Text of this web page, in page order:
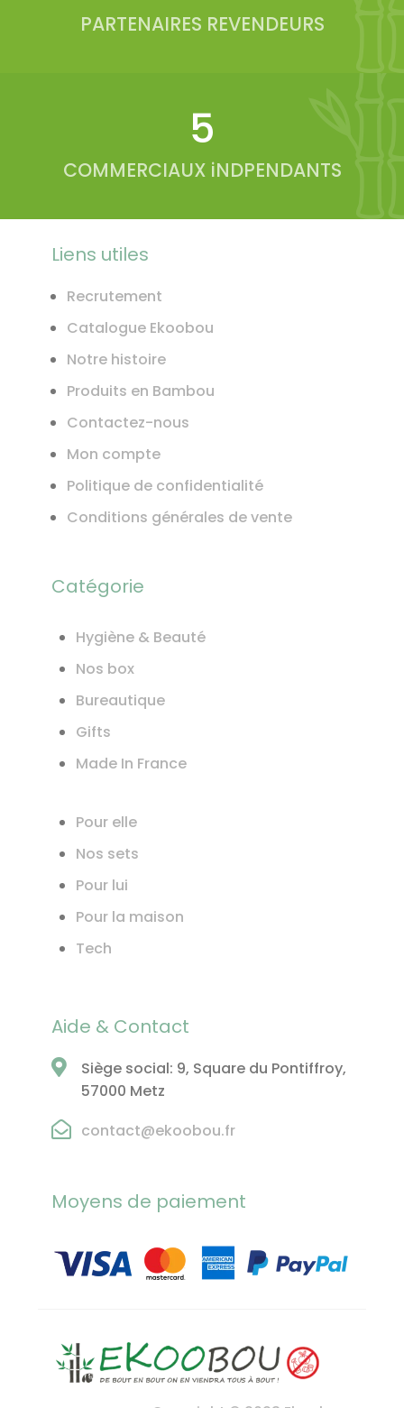
PARTENAIRES REVENDEURS
6
COMMERCIAUX iNDPENDANTS
Liens utiles
Recrutement
Catalogue Ekoobou
Notre histoire
Produits en Bambou
Contactez-nous
Mon compte
Politique de confidentialité
Conditions générales de vente
Catégorie
Hygiène & Beauté
Nos box
Bureautique
Gifts
Made In France
Pour elle
Nos sets
Pour lui
Pour la maison
Tech
Aide & Contact
Siège social: 9, Square du Pontiffroy,
57000 Metz
contact@ekoobou.fr
Moyens de paiement